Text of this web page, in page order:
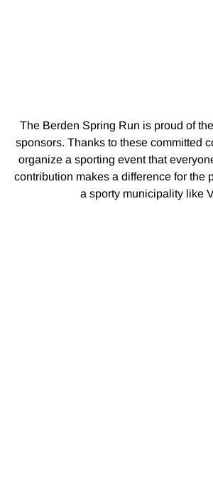
The Berden Spring Run is proud of
sponsors. Thanks to these committed
organize a sporting event that
contribution makes a difference for the
a sporty municipality like